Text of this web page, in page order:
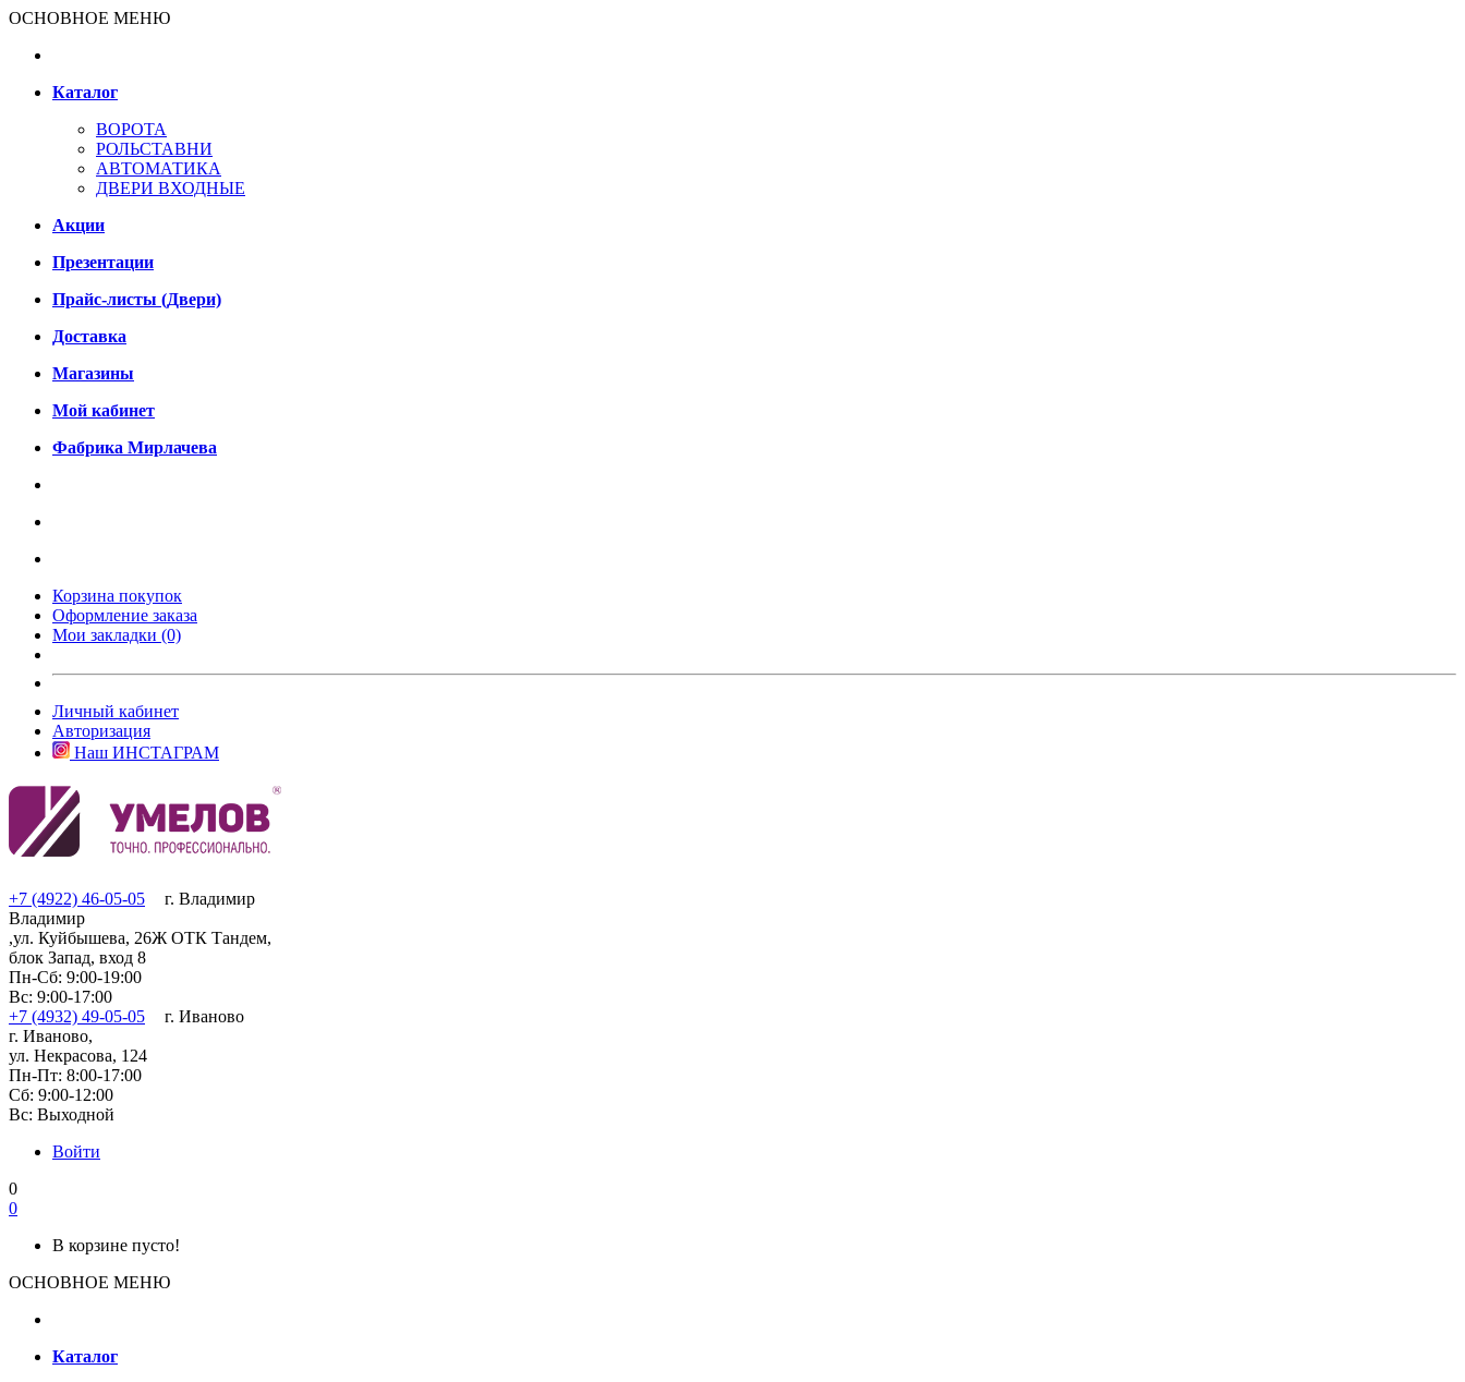
ОСНОВНОЕ МЕНЮ
Каталог
ВОРОТА
РОЛЬСТАВНИ
АВТОМАТИКА
ДВЕРИ ВХОДНЫЕ
Акции
Презентации
Прайс-листы (Двери)
Доставка
Магазины
Мой кабинет
Фабрика Мирлачева
Корзина покупок
Оформление заказа
Мои закладки (0)
Личный кабинет
Авторизация
Наш ИНСТАГРАМ
+7 (4922) 46-05-05
г. Владимир
Владимир
,ул. Куйбышева, 26Ж ОТК Тандем,
блок Запад, вход 8
Пн-Сб: 9:00-19:00
Вс: 9:00-17:00
+7 (4932) 49-05-05
г. Иваново
г. Иваново,
ул. Некрасова, 124
Пн-Пт: 8:00-17:00
Сб: 9:00-12:00
Вс: Выходной
Войти
0
0
В корзине пусто!
ОСНОВНОЕ МЕНЮ
Каталог